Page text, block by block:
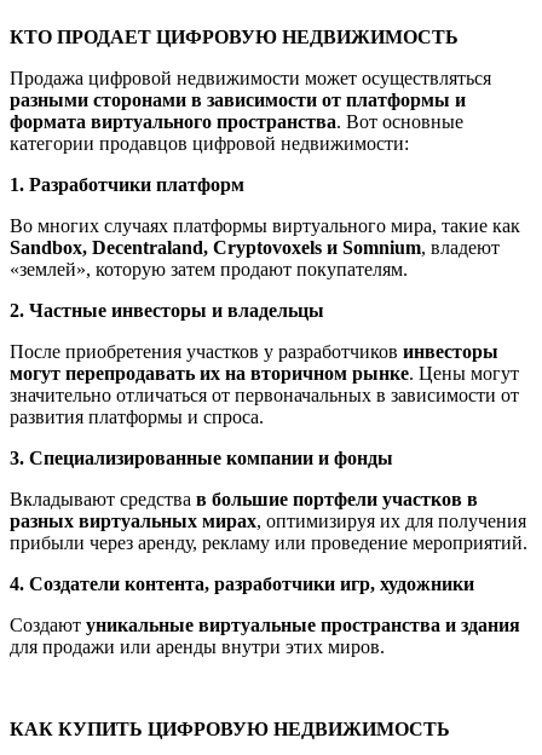
КТО ПРОДАЕТ ЦИФРОВУЮ НЕДВИЖИМОСТЬ
Продажа цифровой недвижимости может осуществляться
разными сторонами в зависимости от платформы и
формата виртуального пространства. Вот основные
категории продавцов цифровой недвижимости:
1. Разработчики платформ
Во многих случаях платформы виртуального мира, такие как
Sandbox, Decentraland, Cryptovoxels и Somnium, владеют
«землей», которую затем продают покупателям.
2. Частные инвесторы и владельцы
После приобретения участков у разработчиков инвесторы
могут перепродавать их на вторичном рынке. Цены могут
значительно отличаться от первоначальных в зависимости от
развития платформы и спроса.
3. Специализированные компании и фонды
Вкладывают средства в большие портфели участков в
разных виртуальных мирах, оптимизируя их для получения
прибыли через аренду, рекламу или проведение мероприятий.
4. Создатели контента, разработчики игр, художники
Создают уникальные виртуальные пространства и здания
для продажи или аренды внутри этих миров.
КАК КУПИТЬ ЦИФРОВУЮ НЕДВИЖИМОСТЬ